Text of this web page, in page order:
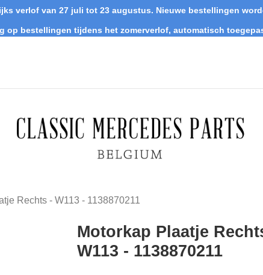
verlof van 27 juli tot 23 augustus. Nieuwe bestellingen
op bestellingen tijdens het zomerverlof, automatisch
Rechts - W113 - 1138870211
Motorkap Plaatje
W113 - 1138870211